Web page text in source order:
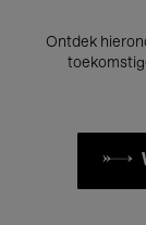
Ontdek